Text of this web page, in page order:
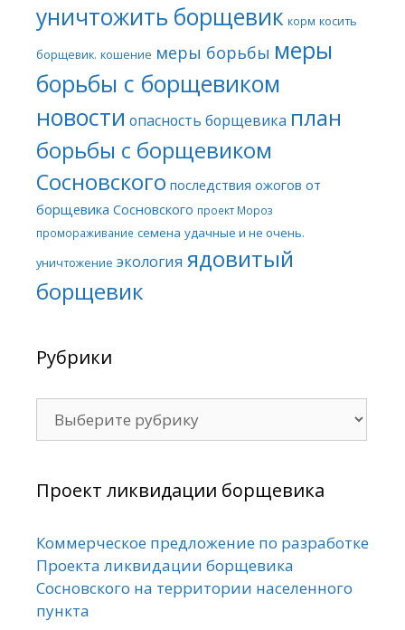
уничтожить борщевик корм косить
борщевик. кошение меры борьбы меры
борьбы с борщевиком
новости опасность борщевика план
борьбы с борщевиком
Сосновского последствия ожогов от
борщевика Сосновского проект Мороз
промораживание семена удачные и не очень.
уничтожение экология ядовитый
борщевик
Рубрики
Рубрики
Проект ликвидации борщевика
Коммерческое предложение по разработке
Проекта ликвидации борщевика
Сосновского на территории населенного
пункта